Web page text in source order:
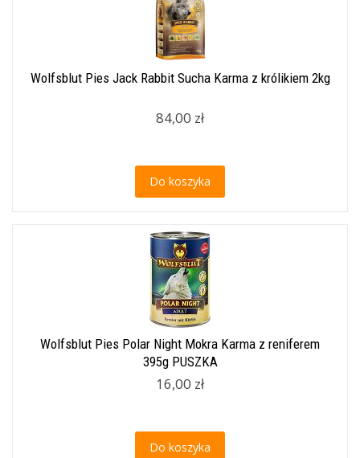
Wolfsblut Pies Jack Rabbit Sucha Karma z królikiem 2kg
84,00 zł
Do koszyka
Wolfsblut Pies Polar Night Mokra Karma z reniferem
395g PUSZKA
16,00 zł
Do koszyka